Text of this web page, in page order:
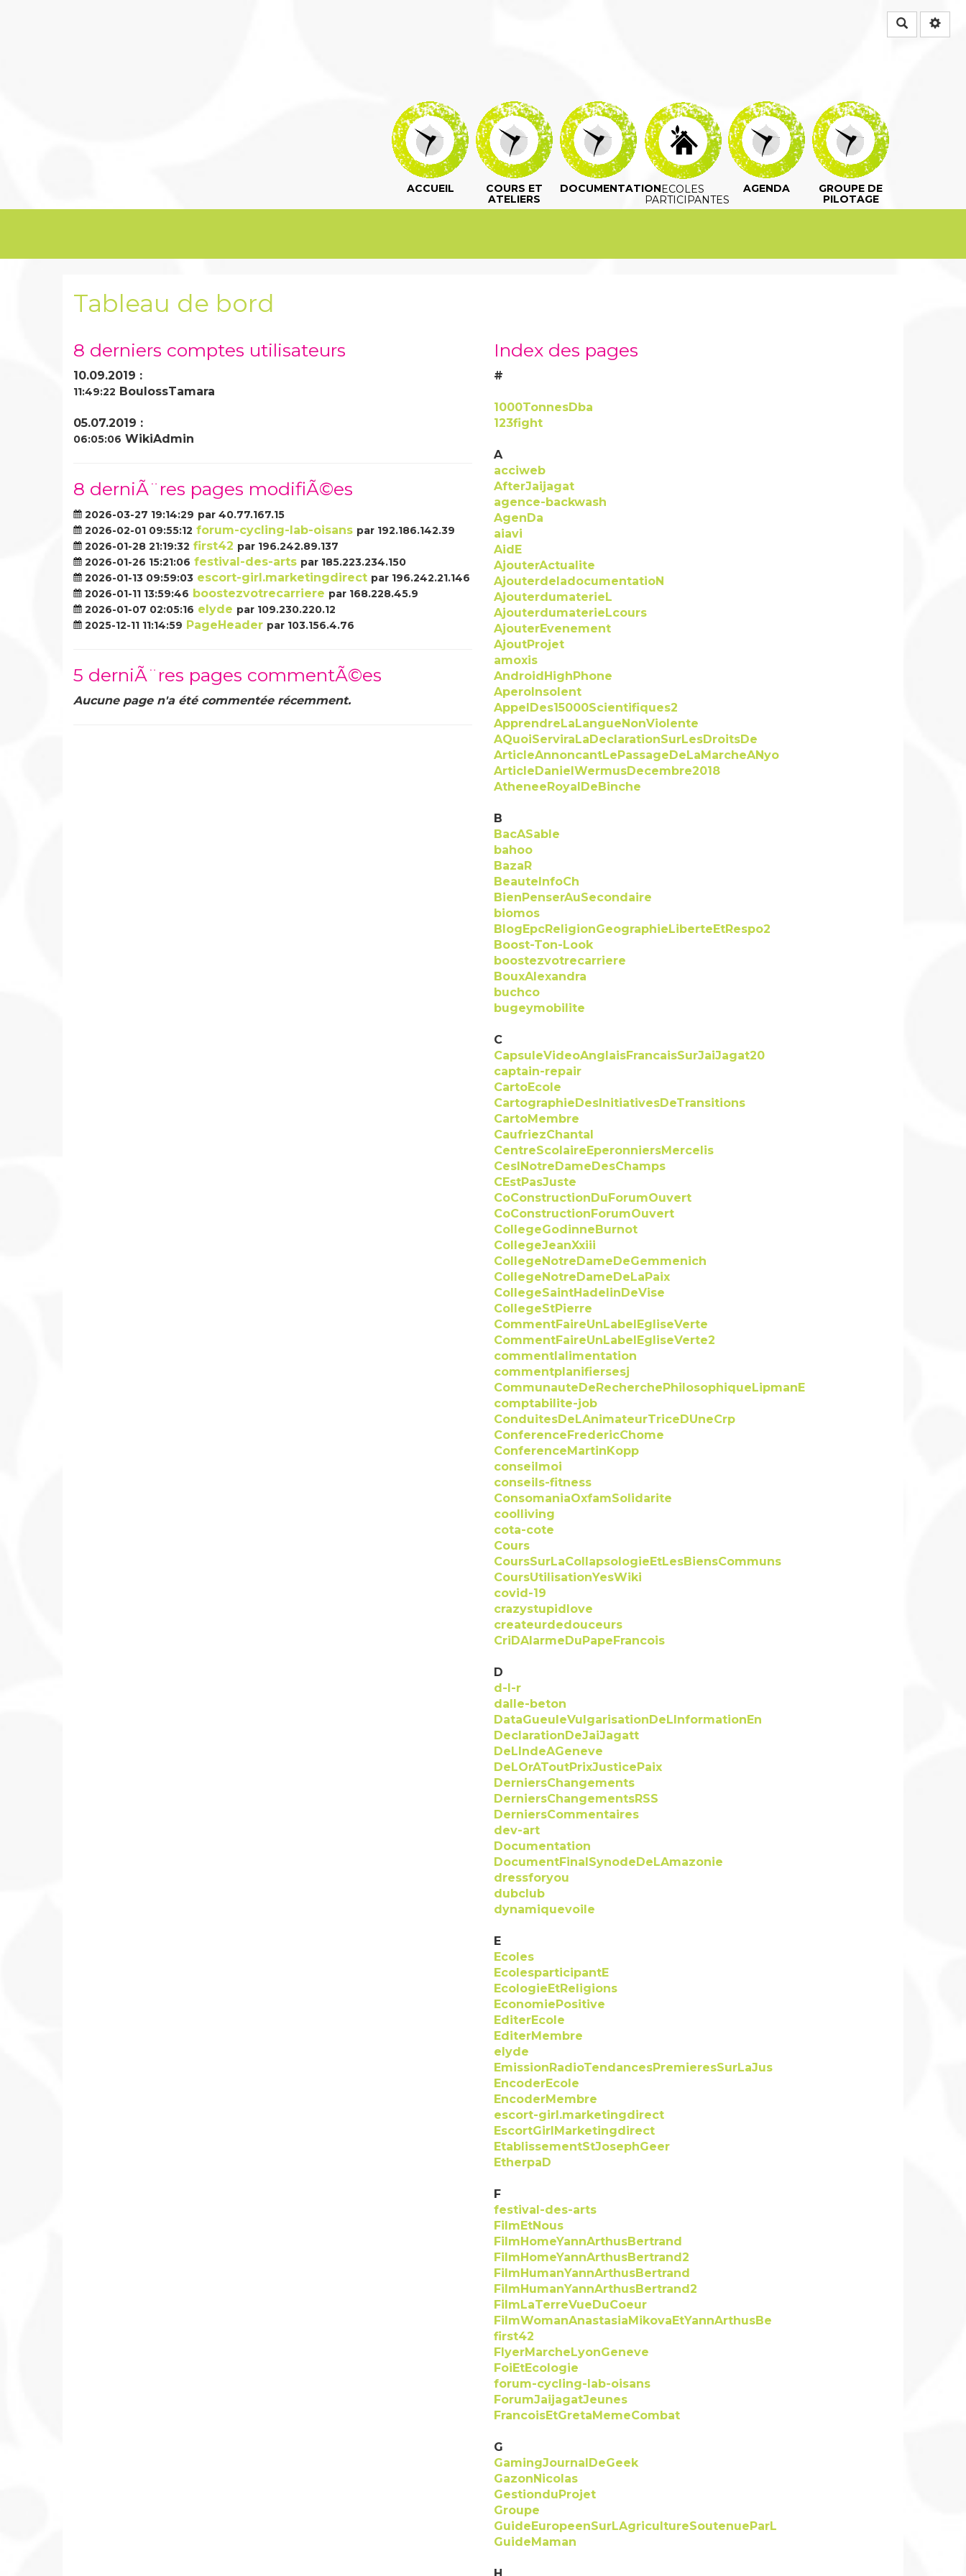
Rechercher
ACCUEIL
COURS ET
ATELIERS
DOCUMENTATIONECOLES
PARTICIPANTES
AGENDA
GROUPE DE
PILOTAGE
Tableau de bord
8 derniers comptes utilisateurs
10.09.2019 :
11:49:22 BoulossTamara
05.07.2019 :
06:05:06 WikiAdmin
8 derniÃ¨res pages modifiÃ©es
2026-03-27 19:14:29 par 40.77.167.15
2026-02-01 09:55:12 forum-cycling-lab-oisans par 192.186.142.39
2026-01-28 21:19:32 first42 par 196.242.89.137
2026-01-26 15:21:06 festival-des-arts par 185.223.234.150
2026-01-13 09:59:03 escort-girl.marketingdirect par 196.242.21.146
2026-01-11 13:59:46 boostezvotrecarriere par 168.228.45.9
2026-01-07 02:05:16 elyde par 109.230.220.12
2025-12-11 11:14:59 PageHeader par 103.156.4.76
5 derniÃ¨res pages commentÃ©es
Aucune page n'a été commentée récemment.
Index des pages
#
1000TonnesDba
123fight
A
acciweb
AfterJaijagat
agence-backwash
AgenDa
aiavi
AidE
AjouterActualite
AjouterdeladocumentatioN
AjouterdumaterieL
AjouterdumaterieLcours
AjouterEvenement
AjoutProjet
amoxis
AndroidHighPhone
AperoInsolent
AppelDes15000Scientifiques2
ApprendreLaLangueNonViolente
AQuoiServiraLaDeclarationSurLesDroitsDe
ArticleAnnoncantLePassageDeLaMarcheANyo
ArticleDanielWermusDecembre2018
AtheneeRoyalDeBinche
B
BacASable
bahoo
BazaR
BeauteInfoCh
BienPenserAuSecondaire
biomos
BlogEpcReligionGeographieLiberteEtRespo2
Boost-Ton-Look
boostezvotrecarriere
BouxAlexandra
buchco
bugeymobilite
C
CapsuleVideoAnglaisFrancaisSurJaiJagat20
captain-repair
CartoEcole
CartographieDesInitiativesDeTransitions
CartoMembre
CaufriezChantal
CentreScolaireEperonniersMercelis
CeslNotreDameDesChamps
CEstPasJuste
CoConstructionDuForumOuvert
CoConstructionForumOuvert
CollegeGodinneBurnot
CollegeJeanXxiii
CollegeNotreDameDeGemmenich
CollegeNotreDameDeLaPaix
CollegeSaintHadelinDeVise
CollegeStPierre
CommentFaireUnLabelEgliseVerte
CommentFaireUnLabelEgliseVerte2
commentlalimentation
commentplanifiersesj
CommunauteDeRecherchePhilosophiqueLipmanE
comptabilite-job
ConduitesDeLAnimateurTriceDUneCrp
ConferenceFredericChome
ConferenceMartinKopp
conseilmoi
conseils-fitness
ConsomaniaOxfamSolidarite
coolliving
cota-cote
Cours
CoursSurLaCollapsologieEtLesBiensCommuns
CoursUtilisationYesWiki
covid-19
crazystupidlove
createurdedouceurs
CriDAlarmeDuPapeFrancois
D
d-l-r
dalle-beton
DataGueuleVulgarisationDeLInformationEn
DeclarationDeJaiJagatt
DeLIndeAGeneve
DeLOrAToutPrixJusticePaix
DerniersChangements
DerniersChangementsRSS
DerniersCommentaires
dev-art
Documentation
DocumentFinalSynodeDeLAmazonie
dressforyou
dubclub
dynamiquevoile
E
Ecoles
EcolesparticipantE
EcologieEtReligions
EconomiePositive
EditerEcole
EditerMembre
elyde
EmissionRadioTendancesPremieresSurLaJus
EncoderEcole
EncoderMembre
escort-girl.marketingdirect
EscortGirlMarketingdirect
EtablissementStJosephGeer
EtherpaD
F
festival-des-arts
FilmEtNous
FilmHomeYannArthusBertrand
FilmHomeYannArthusBertrand2
FilmHumanYannArthusBertrand
FilmHumanYannArthusBertrand2
FilmLaTerreVueDuCoeur
FilmWomanAnastasiaMikovaEtYannArthusBe
first42
FlyerMarcheLyonGeneve
FoiEtEcologie
forum-cycling-lab-oisans
ForumJaijagatJeunes
FrancoisEtGretaMemeCombat
G
GamingJournalDeGeek
GazonNicolas
GestionduProjet
Groupe
GuideEuropeenSurLAgricultureSoutenueParL
GuideMaman